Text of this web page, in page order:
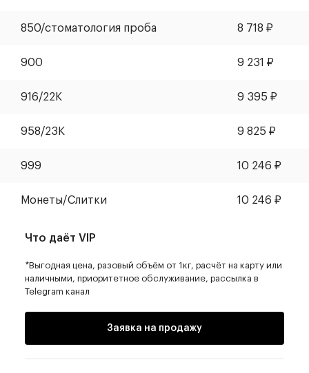
850/стоматология проба 8 718 ₽
900 9 231 ₽
916/22К 9 395 ₽
958/23К 9 825 ₽
999 10 246 ₽
Монеты/Слитки 10 246 ₽
Что даёт VIP
*Выгодная цена, разовый объём от 1кг, расчёт на карту или
наличными, приоритетное обслуживание, рассылка в
Telegram канал
Заявка на продажу